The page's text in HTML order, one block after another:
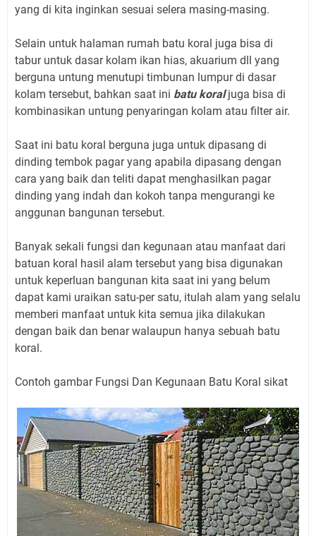
yang di kita inginkan sesuai selera masing-masing.
Selain untuk halaman rumah batu koral juga bisa di
tabur untuk dasar kolam ikan hias, akuarium dll yang
berguna untung menutupi timbunan lumpur di dasar
kolam tersebut, bahkan saat ini batu koraljuga bisa di
kombinasikan untung penyaringan kolam atau filter air.
Saat ini batu koral berguna juga untuk dipasang di
dinding tembok pagar yang apabila dipasang dengan
cara yang baik dan teliti dapat menghasilkan pagar
dinding yang indah dan kokoh tanpa mengurangi ke
anggunan bangunan tersebut.
Banyak sekali fungsi dan kegunaan atau manfaat dari
batuan koral hasil alam tersebut yang bisa digunakan
untuk keperluan bangunan kita saat ini yang belum
dapat kami uraikan satu-per satu, itulah alam yang selalu
memberi manfaat untuk kita semua jika dilakukan
dengan baik dan benar walaupun hanya sebuah batu
koral.
Contoh gambar Fungsi Dan Kegunaan Batu Koral sikat